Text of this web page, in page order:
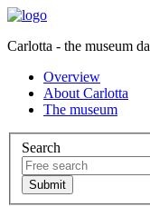
Carlotta - the museum
Overview
About Carlotta
The museum
Search